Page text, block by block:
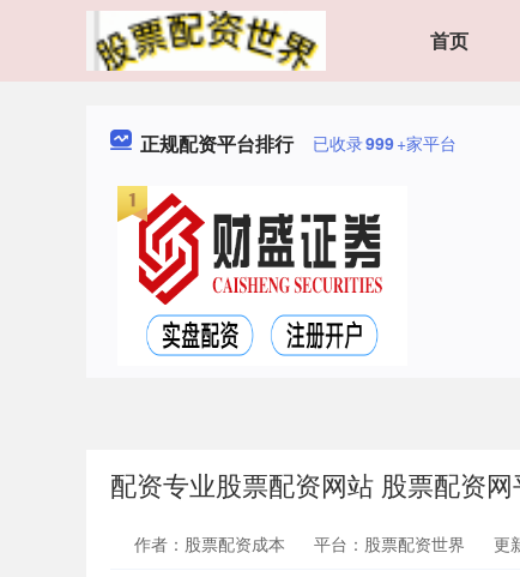
首页
正规配资平台排行 已收录999+家平台
配资专业股票配资网站 股票配资
作者：股票配资成本 平台：股票配资世界 更